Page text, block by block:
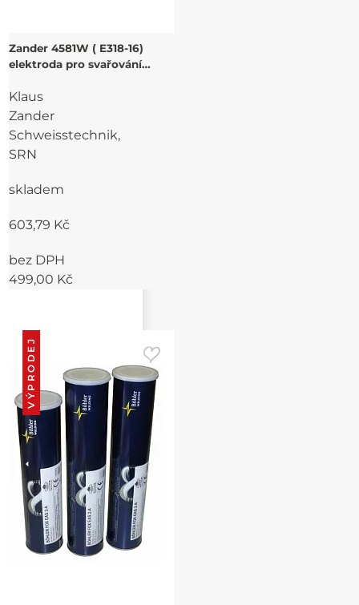
Zander 4581W ( E318-16)
elektroda pro svařování
Klaus
Zander
Schweisstechnik,
SRN
skladem
603,79 Kč
bez DPH
499,00 Kč
VÝPRODEJ